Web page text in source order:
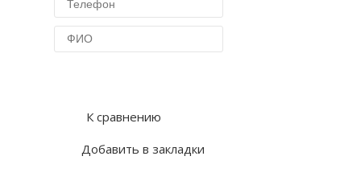
К сравнению
Добавить в закладки